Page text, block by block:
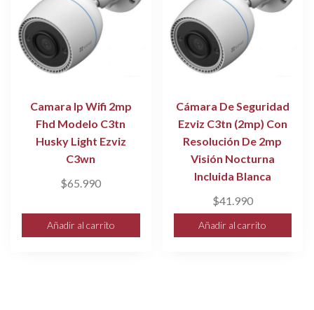
Camara Ip Wifi 2mp
Fhd Modelo C3tn
Husky Light Ezviz
C3wn
$65.990
Añadir al carrito
Cámara De Seguridad
Ezviz C3tn (2mp) Con
Resolución De 2mp
Visión Nocturna
Incluida Blanca
$41.990
Añadir al carrito